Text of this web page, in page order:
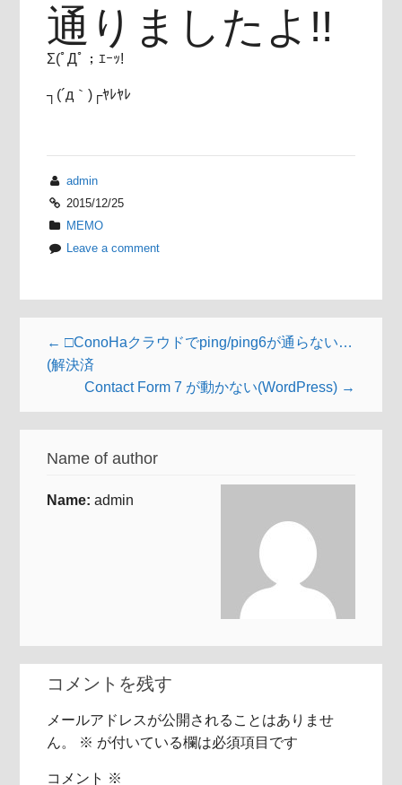
通りましたよ!!
Σ(ﾟДﾟ；ｴｰｯ!
┐(´д｀)┌ﾔﾚﾔﾚ
admin
2015/12/25
MEMO
Leave a comment
← □ConoHaクラウドでping/ping6が通らない…
(解決済
Contact Form 7 が動かない(WordPress) →
Name of author
Name:admin
コメントを残す
メールアドレスが公開されることはありませ
ん。
※ が付いている欄は必須項目です
コメント ※